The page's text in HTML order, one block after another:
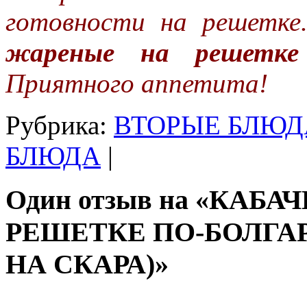
готовности на
жареные на решетке
Приятного аппетита!
Рубрика: ВТОРЫЕ
БЛЮДА |
Один отзыв на
РЕШЕТКЕ ПО-
НА СКАРА)»